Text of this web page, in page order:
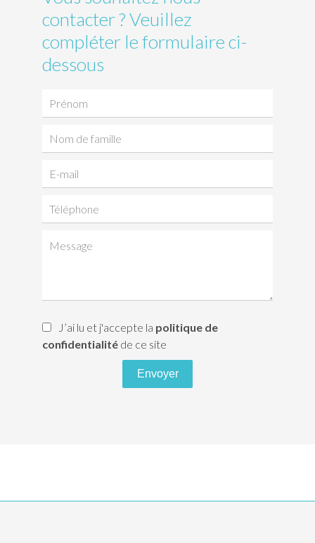
contacter ? Veuillez
compléter le formulaire ci-
dessous
J’ai lu et j'accepte la politique de
confidentialité de ce site
Envoyer